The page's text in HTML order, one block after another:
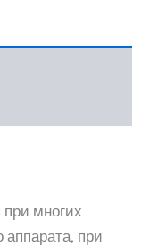
многих
аппарата, при